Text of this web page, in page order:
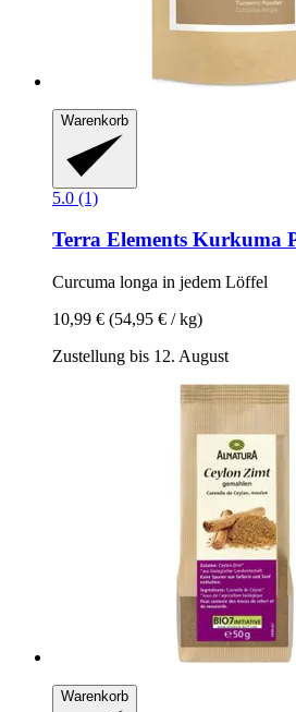
Warenkorb
5.0 (1)
Terra Elements Kurkuma
Curcuma longa in jedem Löffel
10,99 € (54,95 € / kg)
Zustellung bis 12. August
Warenkorb